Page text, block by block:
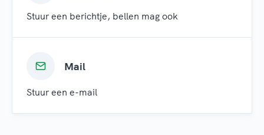
Stuur een berichtje, bellen mag ook
Mail
Stuur een e-mail